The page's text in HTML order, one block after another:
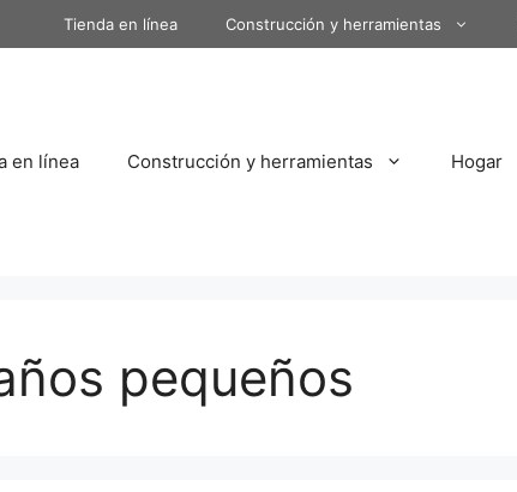
Tienda en línea Construcción y herramientas
en línea Construcción y herramientas Hogar
pequeños